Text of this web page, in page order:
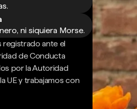
ni siquiera Morse.
ante el
de Conducta
por la Autoridad
UE y trabajamos con